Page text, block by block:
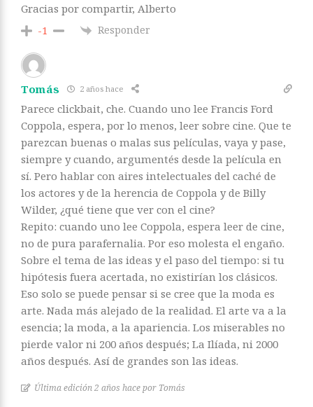
Gracias por compartir, Alberto
-1 Responder
Tomás 2 años hace
Parece clickbait, che. Cuando uno lee Francis Ford
Coppola, espera, por lo menos, leer sobre cine. Que te
parezcan buenas o malas sus películas, vaya y pase,
siempre y cuando, argumentés desde la película en
sí. Pero hablar con aires intelectuales del caché de
los actores y de la herencia de Coppola y de Billy
Wilder, ¿qué tiene que ver con el cine?
Repito: cuando uno lee Coppola, espera leer de cine,
no de pura parafernalia. Por eso molesta el engaño.
Sobre el tema de las ideas y el paso del tiempo: si tu
hipótesis fuera acertada, no existirían los clásicos.
Eso solo se puede pensar si se cree que la moda es
arte. Nada más alejado de la realidad. El arte va a la
esencia; la moda, a la apariencia. Los miserables no
pierde valor ni 200 años después; La Ilíada, ni 2000
años después. Así de grandes son las ideas.
Última edición 2 años hace por Tomás